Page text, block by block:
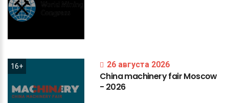
16+ 26 августа 2026
ChinamachineryfairMoscow
- 2026